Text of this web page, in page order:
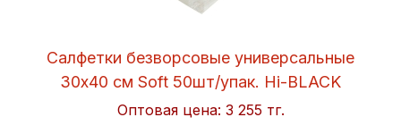
Салфетки безворсовые универсальные
30x40 см Soft 50шт/упак. Hi-BLACK
Оптовая цена: 3 255 тг.